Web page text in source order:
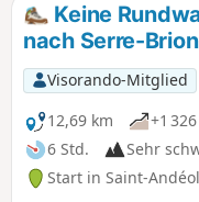
Keine
nach Serre-
Visorando-Mitglied
12,69 km
+1
6 Std.
Sehr
Start in Saint-